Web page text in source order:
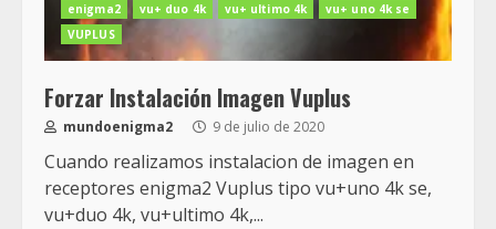
enigma2 vu+ duo 4k vu+ ultimo 4k
vu+ uno 4k se
VUPLUS
Forzar Instalación Imagen Vuplus
mundoenigma2 9 de julio de 2020
Cuando realizamos instalacion de imagen en
receptores enigma2 Vuplus tipo vu+uno 4k se,
vu+duo 4k, vu+ultimo 4k,...